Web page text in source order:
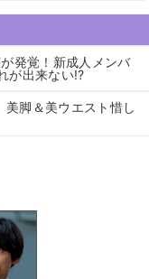
発覚！新成人メンバ
が出来ない!?
脚＆美ウエスト惜し